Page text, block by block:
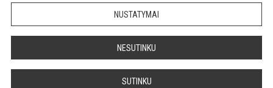
NUSTATYMAI
NESUTINKU
SUTINKU